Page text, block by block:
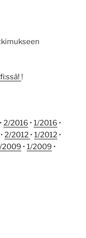
!
• 2/2016 • 1/2016 •
• 2/2012 • 1/2012 •
2009 • 1/2009 •